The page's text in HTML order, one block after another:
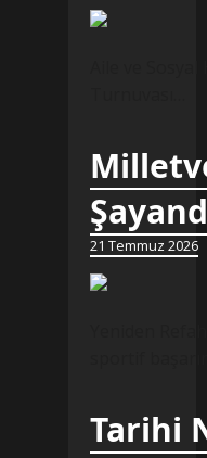
21 Temmuz 2026
Tarihi